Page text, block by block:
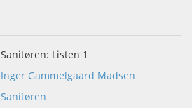
Sanitøren: Listen 1
Inger Gammelgaard Madsen
Sanitøren